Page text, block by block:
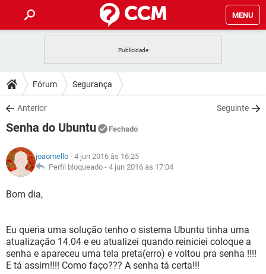
MENU
CELULAR
OUTLOOK
INSTAGRAM
GUIA DE COMPRAS
DICAS
JOGOS
INSTAGRAM
GUIA DE COMPRAS
DOWNLOADS
JOGOS
CELULAR
OUTLOOK EXCEL
INSTAGRAM
JOGOS
CELULAR
OUTLOOK
GUIA DE COMPRAS
GLOSSÁRIO
JOGOS
OUTLOOK EXCEL
INSTAGRAM GMAIL
GUIA DE COMPRAS
Fórum Segurança
Anterior Seguinte
Senha do Ubuntu Fechado
joaomello - 4 jun 2016 às 16:25
Perfil bloqueado - 4 jun 2016 às 17:04
Bom dia,
Eu queria uma solução tenho o sistema Ubuntu tinha uma
atualização 14.04 e eu atualizei quando reiniciei coloque a
senha e apareceu uma tela preta(erro) e voltou pra senha !!!!
E tá assim!!!! Como faço??? A senha tá certa!!!